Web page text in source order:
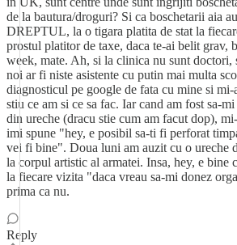
de la bautura/droguri? Si ca boschetarii aia
DREPTUL, la o tigara platita de stat la
prostul platitor de taxe, daca te-ai belit grav,
week, mate. Ah, si la clinica nu sunt doctori,
noi ar fi niste asistente cu putin mai multa
diagnosticul pe google de fata cu mine si mi-
stiu ce am si ce sa fac. Iar cand am fost sa-
din ureche (dracu stie cum am facut dop),
imi spune "hey, e posibil sa-ti fi perforat
vei fi bine". Doua luni am auzit cu o ureche
la corpul artistic al armatei. Insa, hey, e bine
la fiecare vizita "daca vreau sa-mi donez
prima ca nu.
Reply